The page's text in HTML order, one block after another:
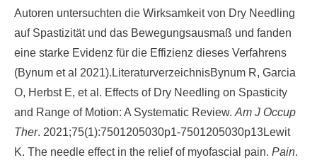
Autoren untersuchten die Wirksamkeit von Dry Needling
auf Spastizität und das Bewegungsausmaß und fanden
eine starke Evidenz für die Effizienz dieses Verfahrens
(Bynum et al 2021). LiteraturverzeichnisBynum R, Garcia
O, Herbst E, et al. Effects of Dry Needling on Spasticity
and Range of Motion: A Systematic Review. Am J Occup
Ther. 2021;75(1):7501205030p1-7501205030p13Lewit
K. The needle effect in the relief of myofascial pain. Pain.